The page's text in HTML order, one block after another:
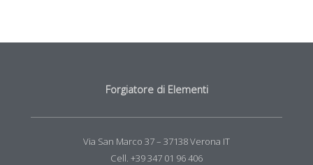
Forgiatore di Elementi
Via San Marco 37 – 37138 Verona IT
Cell. +39 347 01 96 406